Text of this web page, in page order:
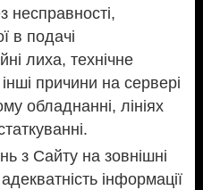
несправності,
в подачі
лиха, технічне
причини на сервері
обладнанні, лініях
з Сайту на зовнішні
інформації